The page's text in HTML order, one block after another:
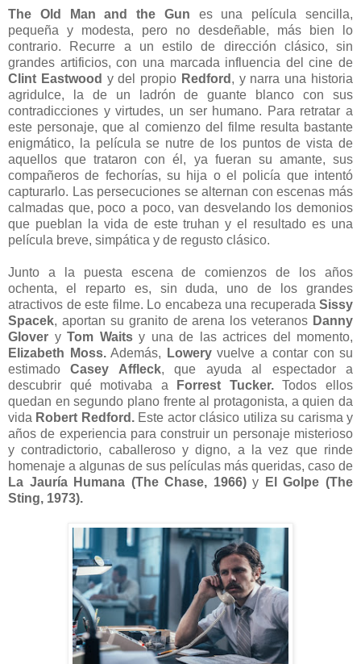
The Old Man and the Gun es una película sencilla,
pequeña y modesta, pero no desdeñable, más bien lo
contrario. Recurre a un estilo de dirección clásico, sin
grandes artificios, con una marcada influencia del cine de
Clint Eastwood y del propio Redford , y narra una historia
agridulce, la de un ladrón de guante blanco con sus
contradicciones y virtudes, un ser humano. Para retratar a
este personaje, que al comienzo del filme resulta bastante
enigmático, la película se nutre de los puntos de vista de
aquellos que trataron con él, ya fueran su amante, sus
compañeros de fechorías, su hija o el policía que intentó
capturarlo. Las persecuciones se alternan con escenas más
calmadas que, poco a poco, van desvelando los demonios
que pueblan la vida de este truhan y el resultado es una
película breve, simpática y de regusto clásico.
Junto a la puesta escena de comienzos de los años
ochenta, el reparto es, sin duda, uno de los grandes
atractivos de este filme. Lo encabeza una recuperada Sissy
Spacek, aportan su granito de arena los veteranos Danny
Glover y Tom Waitsy una de las actrices del momento,
Elizabeth Moss.Además, Loweryvuelve a contar con su
estimadoCasey Affleck, que ayuda al espectador a
descubrir qué motivaba a
Forrest Tucker.Todos ellos
quedan en segundo plano frente al protagonista, a quien da
vida Robert Redford.Este actor clásico utiliza su carisma y
años de experiencia para construir un personaje misterioso
y contradictorio, caballeroso y digno, a la vez que rinde
homenaje a algunas de sus películas más queridas, caso de
La Jauría Humana (The Chase, 1966)y
El Golpe (The
Sting, 1973).